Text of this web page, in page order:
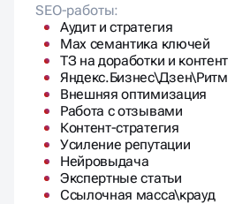
SEO-работы:
Аудит и стратегия
Max семантика ключей
ТЗ на доработки и контент
Яндекс.Бизнес\Дзен\Ритм
Внешняя оптимизация
Работа с отзывами
Контент-стратегия
Усиление репутации
Нейровыдача
Экспертные статьи
Ссылочная масса\крауд